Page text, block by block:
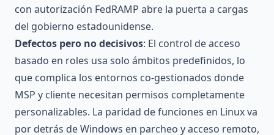
con autorización FedRAMP abre la puerta a cargas
del gobierno estadounidense.
Defectos pero no decisivos: El control de acceso
basado en roles usa solo ámbitos predefinidos, lo
que complica los entornos co-gestionados donde
MSP y cliente necesitan permisos completamente
personalizables. La paridad de funciones en Linux va
por detrás de Windows en parcheo y acceso remoto,